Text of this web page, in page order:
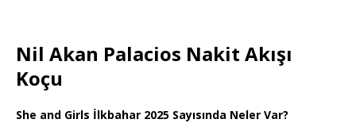
Nil Akan Palacios Nakit Akışı
Koçu
She and Girls İlkbahar 2025 Sayısında Neler Var?